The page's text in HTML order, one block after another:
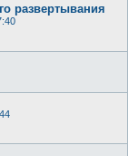
развертывания